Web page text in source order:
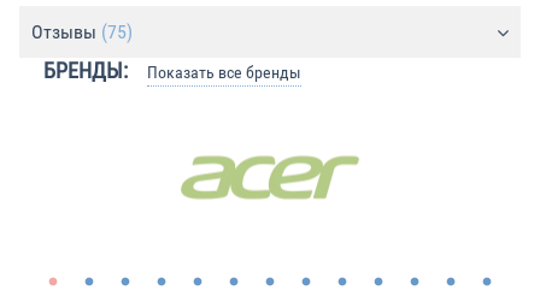
Отзывы (75)
БРЕНДЫ: Показать все бренды